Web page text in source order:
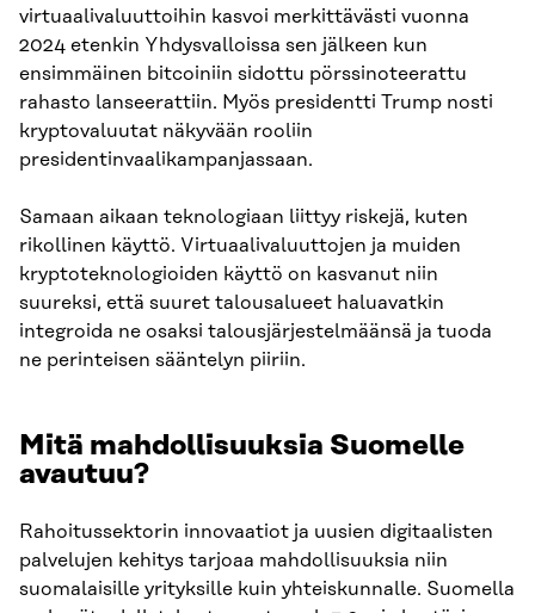
virtuaalivaluuttoihin kasvoi merkittävästi vuonna
2024 etenkin Yhdysvalloissa sen jälkeen kun
ensimmäinen bitcoiniin sidottu pörssinoteerattu
rahasto lanseerattiin. Myös presidentti Trump nosti
kryptovaluutat näkyvään rooliin
presidentinvaalikampanjassaan.
Samaan aikaan teknologiaan liittyy riskejä, kuten
rikollinen käyttö. Virtuaalivaluuttojen ja muiden
kryptoteknologioiden käyttö on kasvanut niin
suureksi, että suuret talousalueet haluavatkin
integroida ne osaksi talousjärjestelmäänsä ja tuoda
ne perinteisen sääntelyn piiriin.
Mitä mahdollisuuksia Suomelle
avautuu?
Rahoitussektorin innovaatiot ja uusien digitaalisten
palvelujen kehitys tarjoaa mahdollisuuksia niin
suomalaisille yrityksille kuin yhteiskunnalle. Suomella